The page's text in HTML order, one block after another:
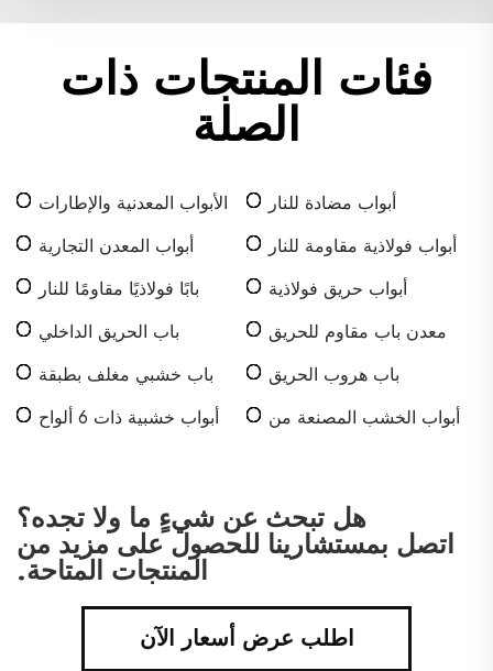
فئات المنتجات ذات
الصلة
أبواب مضادة للنار
الأبواب المعدنية والإطارات
أبواب فولاذية مقاومة للنار
أبواب المعدن التجارية
أبواب حريق فولاذية
بابًا فولاذيًا مقاومًا للنار
معدن باب مقاوم للحريق
باب الحريق الداخلي
باب هروب الحريق
باب خشبي مغلف بطبقة
PVC
أبواب الخشب المصنعة من
أبواب خشبية ذات 6 ألواح
هل تبحث عن شيءٍ ما ولا تجده؟
اتصل بمستشارينا للحصول على مزيد من
المنتجات المتاحة.
اطلب عرض أسعار الآن